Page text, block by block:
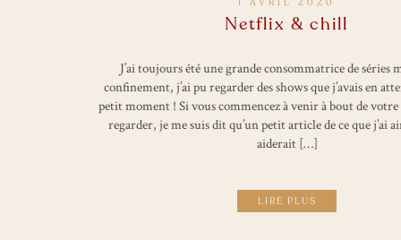
LIRE PLUS
J’ai toujours été une grande consommatrice de séries
confinement, j’ai pu regarder des shows que j’avais en
petit moment ! Si vous commencez à venir à bout de votre
regarder, je me suis dit qu’un petit article de ce que j’ai
aiderait […]
1 AVRIL 2020
Netflix & chill